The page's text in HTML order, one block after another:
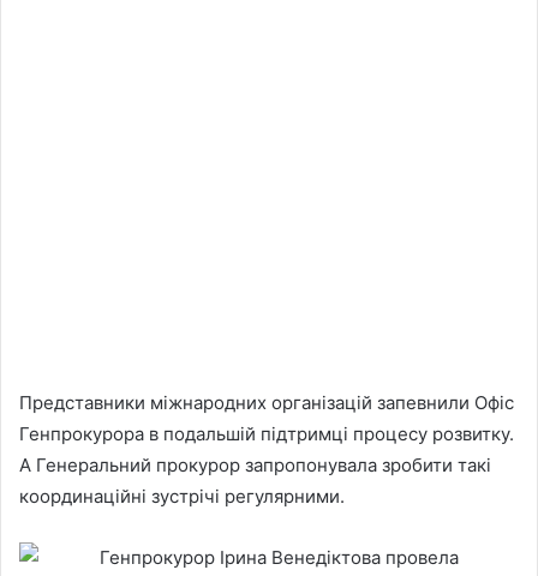
Представники міжнародних організацій запевнили Офіс
Генпрокурора в подальшій підтримці процесу розвитку.
А Генеральний прокурор запропонувала зробити такі
координаційні зустрічі регулярними.